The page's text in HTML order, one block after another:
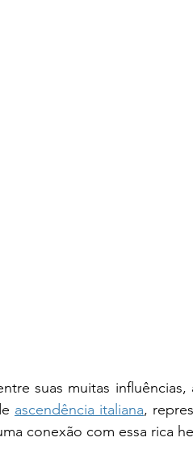
suas muitas influências,
ascendência italiana,
conexão com essa rica